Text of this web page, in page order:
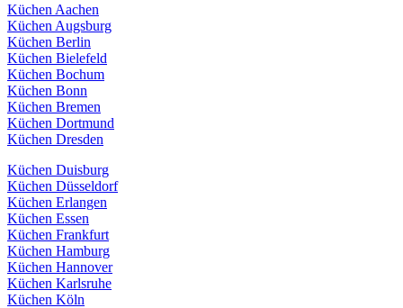
Küchen Aachen
Küchen Augsburg
Küchen Berlin
Küchen Bielefeld
Küchen Bochum
Küchen Bonn
Küchen Bremen
Küchen Dortmund
Küchen Dresden
Küchen Duisburg
Küchen Düsseldorf
Küchen Erlangen
Küchen Essen
Küchen Frankfurt
Küchen Hamburg
Küchen Hannover
Küchen Karlsruhe
Küchen Köln